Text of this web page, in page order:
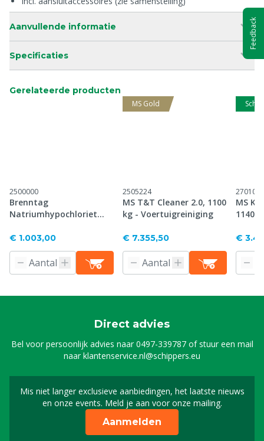
Aanvullende informatie
Specificaties
Gerelateerde producten
2500000
Brenntag
Natriumhypochloriet
€ 1.003,00
MS Gold
2505224
MS T&T Cleaner 2.0, 1100
kg - Voertuigreiniging
€ 7.355,50
2701057
MS
1140
€
Direct advies
Bel voor persoonlijk advies naar0497-339787of stuur een mail
naarklantenservice.nl@schippers.eu
Mis niet langer exclusieve aanbiedingen, het laatste nieuws
en onze events. Meld je aan voor onze mailing.
Schrijf je in voor onze
Aanmelden
Feedback